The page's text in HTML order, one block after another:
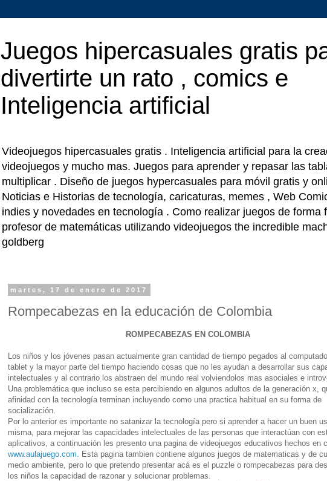
Juegos hipercasuales gratis
divertirte un rato , comics e
Inteligencia artificial
Videojuegos hipercasuales gratis . Inteligencia artificial para la
videojuegos y mucho mas. Juegos para aprender y repasar las
multiplicar . Diseño de juegos hypercasuales para móvil gratis y
Noticias e Historias de tecnología, caricaturas, memes , Web
indies y novedades en tecnología . Como realizar juegos de forma
profesor de matemáticas utilizando videojuegos the incredible
goldberg
martes, 17 de enero de 2017
Rompecabezas en la educación de Colombia
ROMPECABEZAS EN COLOMBIA
Los niños y los jóvenes pasan actualmente gran cantidad de tiempo pegados al
tablet y la mayor parte del tiempo haciendo cosas que no les ayudan a desarrollar sus
intelectuales y al contrario los abstraen del mundo real volviendolos mas asociales e
Una problemática que incluso se esta percibiendo en algunos adultos de la generación x,
afinidad con la tecnología terminan incluyendo como una practica habitual en su forma de
socialización.
Por lo anterior es importante no satanizar la tecnología pero si aprender a hacer un buen
misma, para mejorar las capacidades intelectuales de las personas que interactúan con
aplicativos, a continuación les presento una pagina de videojuegos educativos hechos en
www.aulajuego.com . Esta pagina tambien contiene algunos juegos de matematicas y de
medio ambiente, pero lo que pretendo presentar acá es el puzzle o rompecabezas para
los niños la capacidad de razonar y solucionar problemas.